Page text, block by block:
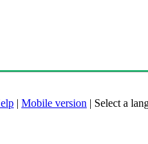
| Mobile version | Select a